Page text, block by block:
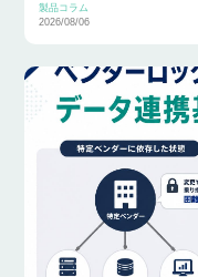
製品コラム
2026/08/06